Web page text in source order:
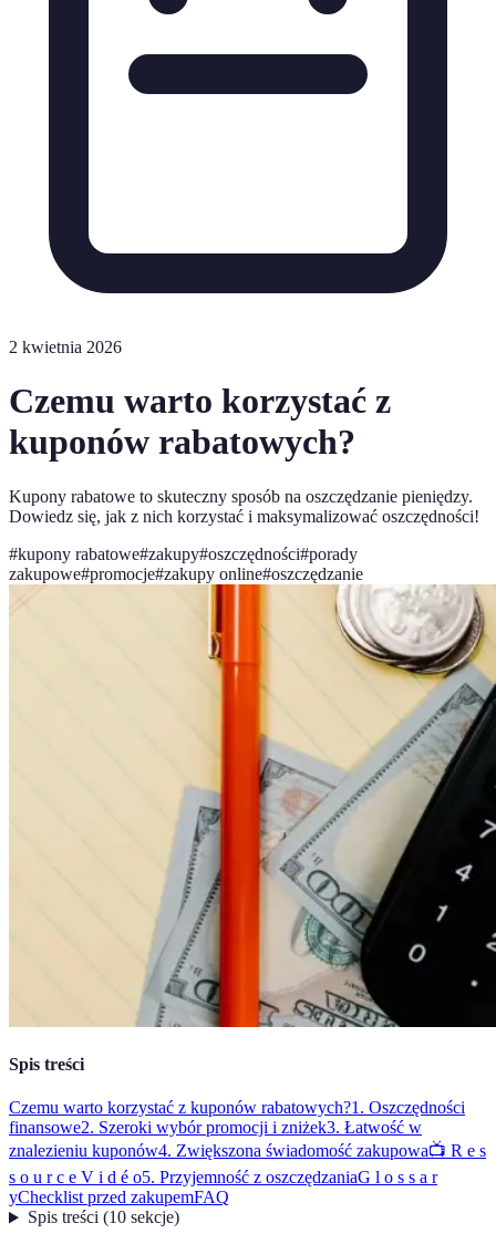
2 kwietnia 2026
Czemu warto korzystać z
kuponów rabatowych?
Kupony rabatowe to skuteczny sposób na oszczędzanie pieniędzy.
Dowiedz się, jak z nich korzystać i maksymalizować oszczędności!
#kupony rabatowe#zakupy#oszczędności#porady
zakupowe#promocje#zakupy online#oszczędzanie
Spis treści
Czemu warto korzystać z kuponów rabatowych?1. Oszczędności
finansowe2. Szeroki wybór promocji i zniżek3. Łatwość w
znalezieniu kuponów4. Zwiększona świadomość zakupowa📺 R e s
s o u r c e V i d é o5. Przyjemność z oszczędzaniaG l o s s a r
yChecklist przed zakupemFAQ
Spis treści(10 sekcje)